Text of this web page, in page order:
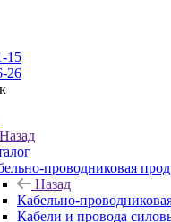
15
26
Назад
проводниковая
Назад
Кабельно-
Кабели и провода